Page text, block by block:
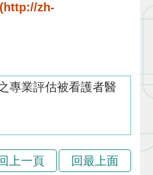
(http://zh-
專業評估被看護者醫
上一頁 回最上面